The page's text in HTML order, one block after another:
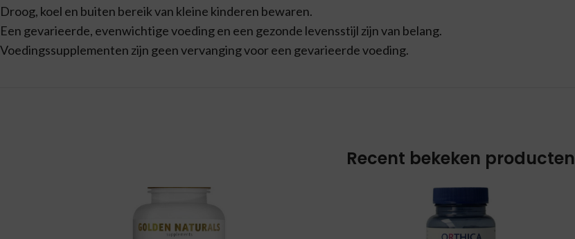
Droog, koel en buiten bereik van kleine kinderen bewaren.
Een gevarieerde, evenwichtige voeding en een gezonde levensstijl zijn van belang.
Voedingssupplementen zijn geen vervanging voor een gevarieerde voeding.
Recent bekeken producten